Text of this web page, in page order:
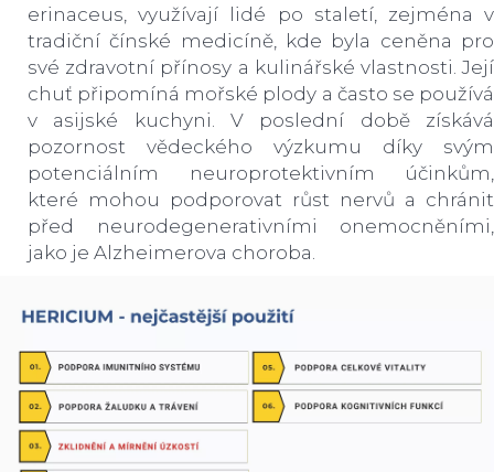
erinaceus, využívají lidé po staletí, zejména v
tradiční čínské medicíně, kde byla ceněna pro
své zdravotní přínosy a kulinářské vlastnosti. Její
chuť připomíná mořské plody a často se používá
v asijské kuchyni. V poslední době získává
pozornost vědeckého výzkumu díky svým
potenciálním neuroprotektivním účinkům,
které mohou podporovat růst nervů a chránit
před neurodegenerativními onemocněními,
jako je Alzheimerova choroba.